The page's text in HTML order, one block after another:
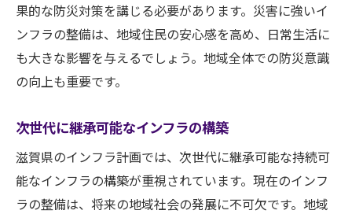
果的な防災対策を講じる必要があります。災害に強いイ
ンフラの整備は、地域住民の安心感を高め、日常生活に
も大きな影響を与えるでしょう。地域全体での防災意識
の向上も重要です。
次世代に継承可能なインフラの構築
滋賀県のインフラ計画では、次世代に継承可能な持続可
能なインフラの構築が重視されています。現在のインフ
ラの整備は、将来の地域社会の発展に不可欠です。地域